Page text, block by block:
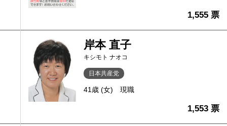
1,555 票
岸本 直子
キシモト ナオコ
日本共産党
41歳 (女) 現職
1,553 票